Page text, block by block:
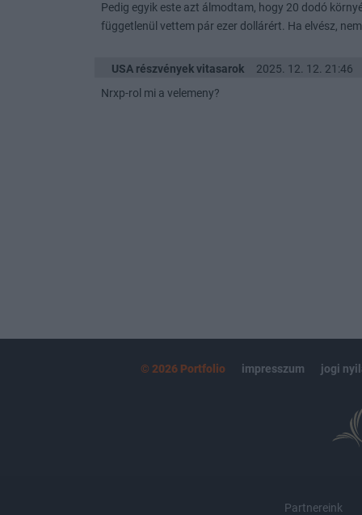
Pedig egyik este azt álmodtam, hogy 20 dodó
függetlenül vettem pár ezer dollárért. Ha elvész,
USA részvények vitasarok 2025. 12. 12. 21:46
Nrxp-rol mi a velemeny?
© 2026 Portfolio impresszum jogi
Partnereink